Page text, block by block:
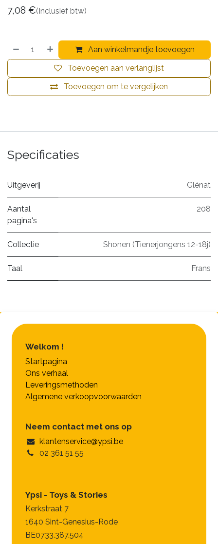
7,08 €(Inclusief btw)
Aan winkelmandje toevoegen
Toevoegen om te vergelijken
Toevoegen aan verlanglijst
Specificaties
Uitgeverij Glénat
Aantal
pagina's
208
Collectie Shonen (Tienerjongens 12-18j)
Taal Frans
Welkom !
Startpagina
Ons verhaal
Leveringsmethoden
Algemene verkoopvoorwaarden
Neem contact met ons op
klantenservice@ypsi.be
02 361 51 55
Ypsi - Toys & Stories
Kerkstraat 7
1640 Sint-Genesius-Rode
BE0733.387.504